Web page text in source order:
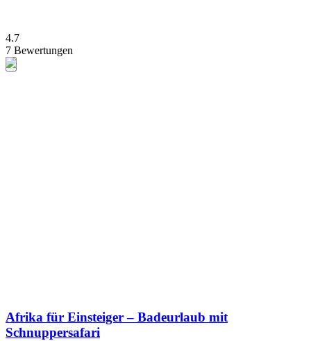
4.7
7 Bewertungen
Afrika für Einsteiger – Badeurlaub mit
Schnuppersafari